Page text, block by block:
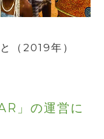
（2019年）
」の運営に